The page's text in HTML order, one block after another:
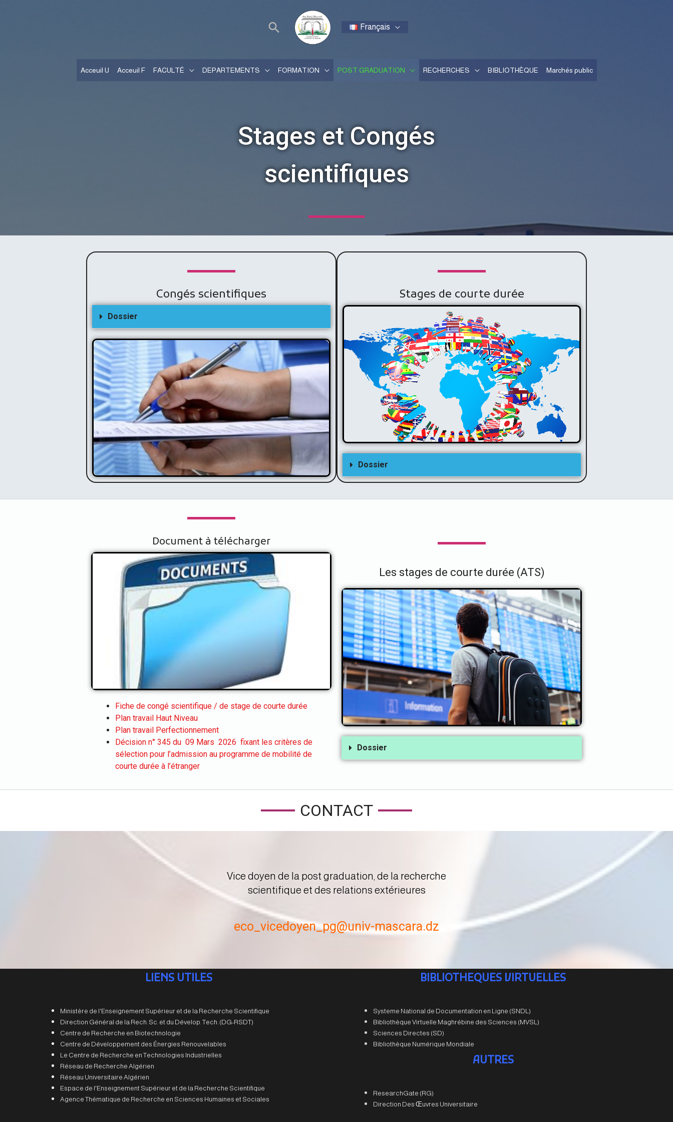
Français
Acceuil U Acceuil F FACULTÉ DEPARTEMENTS FORMATION POST GRADUATION RECHERCHES BIBLIOTHÈQUE Marchés public
Stages et Congés
scientifiques
Congés scientifiques
Dossier
Congés scientifiques
Stages de courte durée
Stages de courte durée
Dossier
Document à télécharger
Document à
télécharger
Fiche de congé scientifique / de stage de courte durée
Plan travail Haut Niveau
Plan travail Perfectionnement
Décision n° 345 du 09 Mars 2026 fixant les critères de
sélection pour l’admission au programme de mobilité de
courte durée à l’étranger
Les stages de courte durée (ATS)
Les stages de courte
durée (ATS)
Dossier
CONTACT
Vice doyen de la post graduation, de la recherche
scientifique et des relations extérieures
eco_vicedoyen_pg@univ-mascara.dz
LIENS UTILES
Ministère de l'Enseignement Supérieur et de la Recherche Scientifique
Direction Général de la Rech. Sc. et du Dévelop. Tech. (DG-RSDT)
Centre de Recherche en Biotechnologie
Centre de Développement des Énergies Renouvelables
Le Centre de Recherche en Technologies Industrielles
Réseau de Recherche Algérien
Réseau Universitaire Algérien
Espace de l'Enseignement Supérieur et de la Recherche Scientifique
Agence Thématique de Recherche en Sciences Humaines et Sociales
BIBLIOTHEQUES VIRTUELLES
Systeme National de Documentation en Ligne (SNDL)
Bibliothèque Virtuelle Maghrébine des Sciences (MVSL)
Sciences Directes (SD)
Bibliothèque Numérique Mondiale
AUTRES
ResearchGate (RG)
Direction Des Œuvres Universitaire